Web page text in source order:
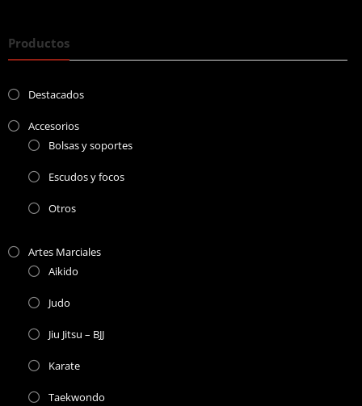
Productos
Destacados
Accesorios
Bolsas y soportes
Escudos y focos
Otros
Artes Marciales
Aikido
Judo
Jiu Jitsu – BJJ
Karate
Taekwondo